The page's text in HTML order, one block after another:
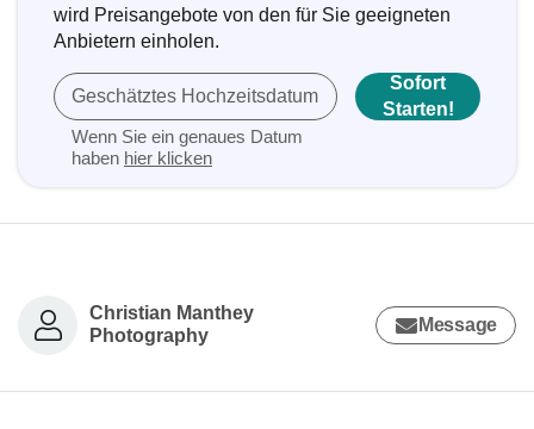
wird Preisangebote von den für Sie geeigneten
Anbietern einholen.
Geschätztes Hochzeitsdatum
Wenn Sie ein genaues Datum
haben hier klicken
Sofort
Starten!
Christian Manthey
Photography
Message